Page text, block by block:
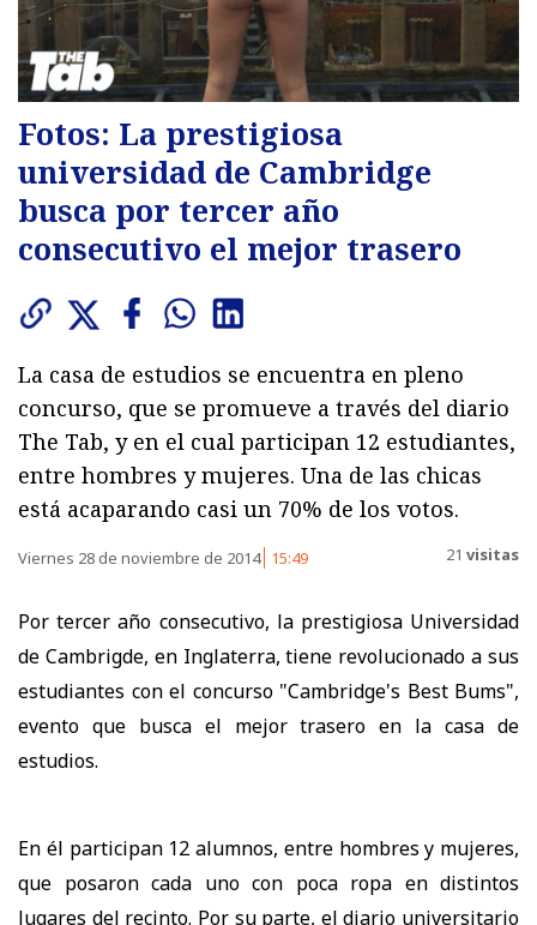
Fotos: La prestigiosa
universidad de Cambridge
busca por tercer año
consecutivo el mejor trasero
La casa de estudios se encuentra en pleno
concurso, que se promueve a través del diario
The Tab, y en el cual participan 12 estudiantes,
entre hombres y mujeres. Una de las chicas
está acaparando casi un 70% de los votos.
Viernes 28 de noviembre de 2014 15:49 21 visitas
Por tercer año consecutivo, la prestigiosa Universidad
de Cambrigde, en Inglaterra, tiene revolucionado a sus
estudiantes con el concurso "Cambridge's Best Bums",
evento que busca el mejor trasero en la casa de
estudios.
En él participan 12 alumnos, entre hombres y mujeres,
que posaron cada uno con poca ropa en distintos
lugares del recinto. Por su parte, el diario universitario